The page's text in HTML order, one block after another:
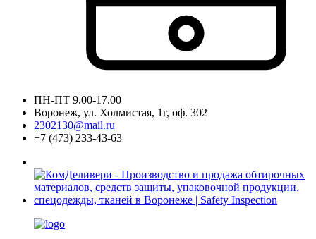
ПН-ПТ 9.00-17.00
Воронеж, ул. Холмистая, 1г, оф. 302
2302130@mail.ru
+7 (473) 233-43-63